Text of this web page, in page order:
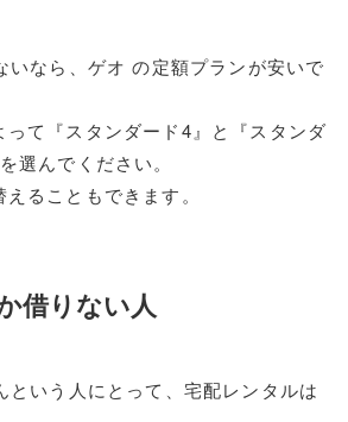
いなら、ゲオ の定額プランが安いで
って『スタンダード4』と『スタンダ
選んでください。
ることもできます。
借りない人
という人にとって、宅配レンタルは